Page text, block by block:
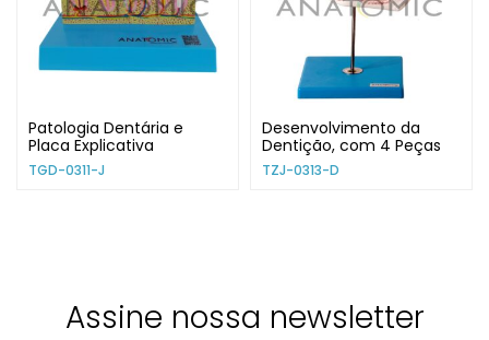
Patologia Dentária e
Placa Explicativa
TGD-0311-J
Desenvolvimento da
Dentição, com 4 Peças
TZJ-0313-D
Assine nossa newsletter